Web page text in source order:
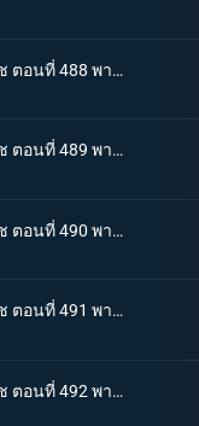
One piece วันพีช ตอนที่ 488 พากย์ไทย เสียงร้องตะโกนสุดชีวิต! ชั่วขณะที่ความกล้าได้เปลี่ยนแปลงชะตากรรม!
One piece วันพีช ตอนที่ 489 พากย์ไทย แซงคูสปรากฏตัว! จุดสิ้นสุดของมหาสงคราม
One piece วันพีช ตอนที่ 490 พากย์ไทย เปิดศึกชิงอำนาจ! การเริ่มต้นของยุคสมัยใหม่!
One piece วันพีช ตอนที่ 491 พากย์ไทย ขึ้นสู่เกาะสตรี ! ความจริงอันโหดร้ายที่โถมใส่ลูฟี่
One piece วันพีช ตอนที่ 492 พากย์ไทย ตอนพิเศษ! ลูฟี่และโทริโกะ! เทียบท่า,เกาะนักชิม นักล่าอาหาร โทริโกะ ปรากฏตัว